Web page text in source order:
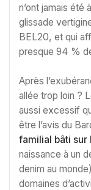
n’ont jamais été
glissade
BEL20, et qui
presque 94 %
Après
allée trop loin ?
aussi excessif
être l’avis du
familial bâti sur
naissance à un
denim au
domaines